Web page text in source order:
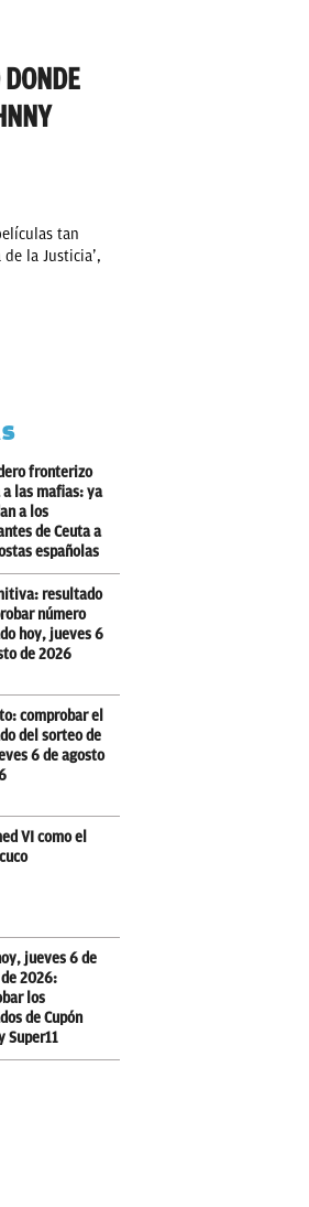
tan
la Justicia’,
fronterizo
las mafias: ya
a los
de Ceuta a
españolas
resultado
número
hoy, jueves 6
de 2026
comprobar el
del sorteo de
6 de agosto
VI como el
jueves 6 de
2026:
los
de Cupón
Super11